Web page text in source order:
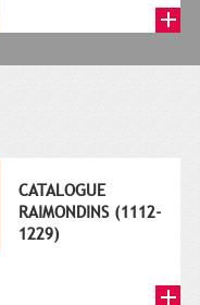
CATALOGUE
RAIMONDINS (1112-
1229)